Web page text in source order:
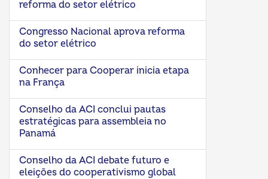
reforma do setor elétrico
Congresso Nacional aprova reforma
do setor elétrico
Conhecer para Cooperar inicia etapa
na França
Conselho da ACI conclui pautas
estratégicas para assembleia no
Panamá
Conselho da ACI debate futuro e
eleições do cooperativismo global